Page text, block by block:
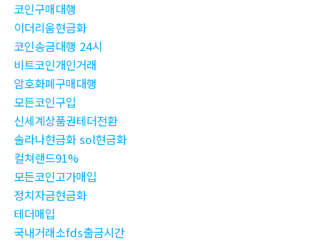
코인구매대행
이더리움현금화
코인송금대행 24시
비트코인개인거래
암호화폐구매대행
모든코인구입
신세계상품권테더전환
솔라나현금화 sol현금화
컬쳐랜드91%
모든코인고가매입
정치자금현금화
테더매입
국내거래소fds출금시간